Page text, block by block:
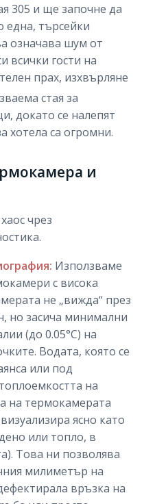
305 и ще започне да
една, търсейки
означава шум от
всички гости на
прах, изхвърляне
стая за
докато се налепят
хотела са огромни.
и
чрез
Използваме
с висока
не „вижда“ през
но засича минимални
(до 0.05°C) на
Водата, която се
или под
на
на термокамерата
ясно като
или топло, в
Това ни позволява
милиметър на
връзка на